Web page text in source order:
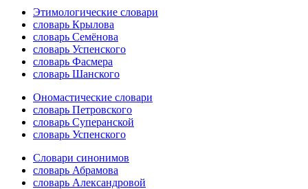
Этимологические словари
словарь Крылова
словарь Семёнова
словарь Успенского
словарь Фасмера
словарь Шанского
Ономастические словари
словарь Петровского
словарь Суперанской
словарь Успенского
Словари синонимов
словарь Абрамова
словарь Александровой